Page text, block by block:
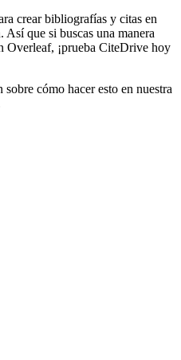
crear bibliografías y citas en
que si buscas una manera
Overleaf, ¡prueba CiteDrive hoy
cómo hacer esto en nuestra